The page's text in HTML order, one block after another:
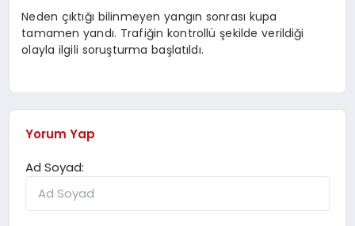
Neden çıktığı bilinmeyen yangın sonrası kupa
tamamen yandı. Trafiğin kontrollü şekilde verildiği
olayla ilgili soruşturma başlatıldı.
Yorum Yap
Ad Soyad: